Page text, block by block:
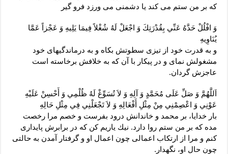
كه بر من ستم مى‏ كند يا دشمنى مى ‏ورزد فرو گير
وَ افْلُلْ حَدَّهُ عَنِّي بِقُدْرَتِكَ وَ اجْعَلْ لَهُ شُغْلاً فِيمَا يَلِيهِ وَ عَجْزاً عَمَّا
يُنَاوِيهِ‏
و به قدرت خود از تيزى سطوتش بكاه و به درماندگيهاى خود
مشغولش نماى و در پيكار با آن كه به خلافش برخاسته است
عاجزش گردان.
اَللَّهُمَّ وَ صَلِّ عَلَى مُحَمَّدٍ وَ آلِهِ وَ لاَ تُسَوِّغْ لَهُ ظُلْمِي وَ أَحْسِنْ عَلَيْهِ
عَوْنِي وَ اعْصِمْنِي مِنْ مِثْلِ أَفْعَالِهِ وَ لاَ تَجْعَلْنِي فِي مِثْلِ حَالِهِ‏
بار خدايا، بر محمد و خاندانش درود بفرست و خصم مرا رخصت
مده كه بر من ستم روا دارد. نيك ياريم كن كه در برابرش پايدارى
كنم و مرا از ارتكاب اعمالى چون اعمال او و گرفتار آمدن به حالتى
چون حال او، نگه‏دار.